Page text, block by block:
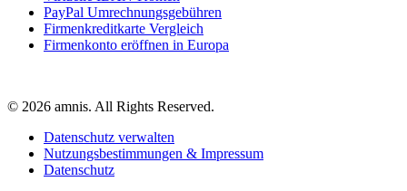
PayPal Umrechnungsgebühren
Firmenkreditkarte Vergleich
Firmenkonto eröffnen in Europa
© 2026 amnis. All Rights Reserved.
Datenschutz verwalten
Nutzungsbestimmungen & Impressum
Datenschutz